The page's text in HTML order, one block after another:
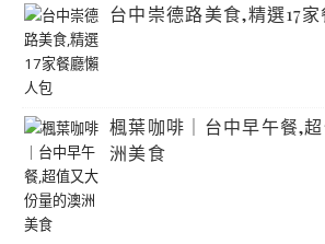
台中崇德路美食,精選17
楓葉咖啡｜台中早午餐,
洲美食